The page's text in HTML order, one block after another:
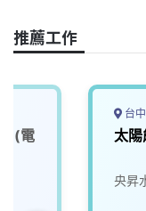
o
k
推薦工作
)(電
台
太
央昇